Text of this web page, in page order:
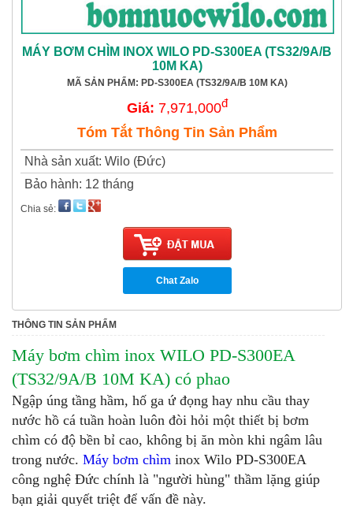
MÁY BƠM CHÌM INOX WILO PD-S300EA (TS32/9A/B
10M KA)
MÃ SẢN PHẨM: PD-S300EA (TS32/9A/B 10M KA)
Giá: 7,971,000đ
Tóm Tắt Thông Tin Sản Phẩm
Nhà sản xuất: Wilo (Đức)
Bảo hành: 12 tháng
Chia sẻ:
Chat Zalo
THÔNG TIN SẢN PHẨM
Máy bơm chìm inox WILO PD-S300EA
(TS32/9A/B 10M KA) có phao
Ngập úng tầng hầm, hố ga ứ đọng hay nhu cầu thay
nước hồ cá tuần hoàn luôn đòi hỏi một thiết bị bơm
chìm có độ bền bỉ cao, không bị ăn mòn khi ngâm lâu
trong nước. Máy bơm chìm inox Wilo PD-S300EA
công nghệ Đức chính là "người hùng" thầm lặng giúp
bạn giải quyết triệt để vấn đề này.